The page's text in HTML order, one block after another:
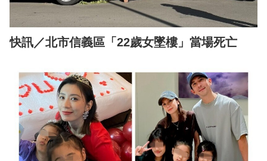
快訊／北市信義區「22歲女墜樓」當場死亡